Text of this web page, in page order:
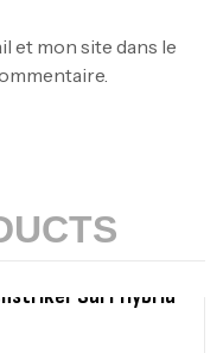
et mon site dans le
Surf Hybrid
Cove 450 Cm 100